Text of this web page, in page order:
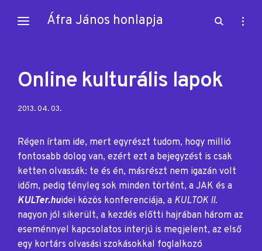
Áfra János honlapja
open
open
Online kulturális lapok
Posted
2013. 04. 03.
Régen írtam ide, mert egyrészt tudom, hogy millió
fontosabb dolog van, ezért ezt a bejegyzést is csak
ketten olvassák: te és én, másrészt nem igazán volt
időm, pedig tényleg sok minden történt, a JAK és a
KULTer.huidei közös konferenciája, a KULTOK II.
nagyon jól sikerült, a kezdés előtti hajrában három az
eseménnyel kapcsolatos interjú is megjelent, az első
egy kortárs olvasási szokásokkal foglalkozó